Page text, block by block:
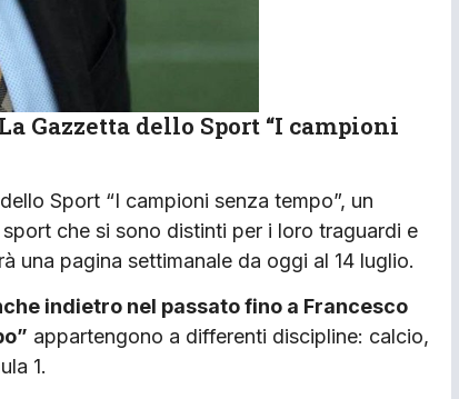
Gazzetta dello Sport “I campioni
Sport “I campioni senza tempo”, un
che si sono distinti per i loro traguardi e
una pagina settimanale da oggi al 14 luglio.
indietro nel passato fino a Francesco
appartengono a differenti discipline: calcio,
1.